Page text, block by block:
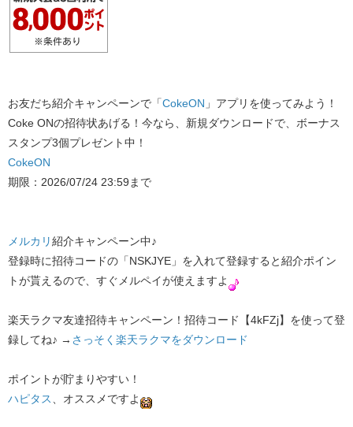
お友だち紹介キャンペーンで「​CokeON ​」アプリを使ってみよう！
Coke ONの招待状あげる！今なら、新規ダウンロードで、ボーナス
スタンプ3個プレゼント中！
CokeON
期限：2026/07/24 23:59まで
メルカリ紹介キャンペーン中♪
登録時に招待コードの「NSKJYE」を入れて登録すると紹介ポイン
トが貰えるので、すぐメルペイが使えますよ
楽天ラクマ友達招待キャンペーン！招待コード【4kFZj】を使って登
録してね♪ →​ さっそく楽天ラクマをダウンロード
ポイントが貯まりやすい！
ハピタス​、オススメですよ